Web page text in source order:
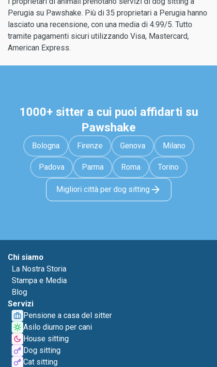
Perugia su Pawshake. Più di 35 proprietari a Perugia hanno
lasciato una recensione, con una media di 4.99/5. Tutto
tramite pagamenti sicuri utilizzando Visa, Mastercard,
American Express.
1000+ sitter a cui puoi affidarti su
Pawshake
Bologna Firenze Genova Milano
Padova Parma Roma Torino
Migliori città per dog sitting
Chi siamo
La Nostra Storia
Stampa e Media
Blog
Servizi
Pensione a casa del sitter
Asilo diurno per cani
House sitting
Dog sitting
Cat sitting